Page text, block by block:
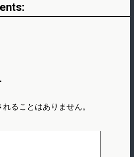
ることはありません。